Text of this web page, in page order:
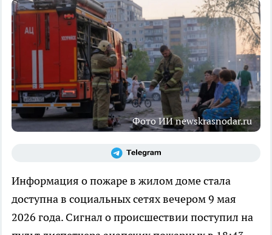
Фото ИИ newskrasnodar.ru
Информация о пожаре в жилом доме стала
доступна в социальных сетях вечером 9 мая
2026 года. Сигнал о происшествии поступил на